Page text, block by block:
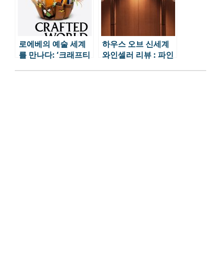
로에베의 예술 세계
를 만나다: ‘크래프티
하우스 오브 신세계
와인셀러 리뷰 : 파인